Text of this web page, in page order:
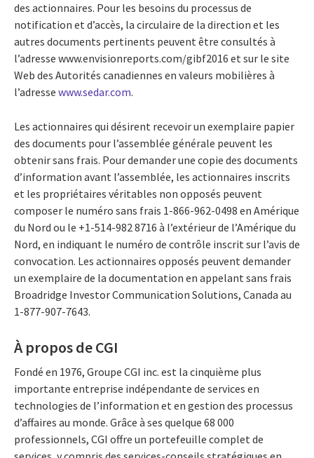
des actionnaires. Pour les besoins du processus de
notification et d’accès, la circulaire de la direction et les
autres documents pertinents peuvent être consultés à
l’adresse www.envisionreports.com/gibf2016 et sur le site
Web des Autorités canadiennes en valeurs mobilières à
l’adresse www.sedar.com.
Les actionnaires qui désirent recevoir un exemplaire papier
des documents pour l’assemblée générale peuvent les
obtenir sans frais. Pour demander une copie des documents
d’information avant l’assemblée, les actionnaires inscrits
et les propriétaires véritables non opposés peuvent
composer le numéro sans frais 1-866-962-0498 en Amérique
du Nord ou le +1-514-982 8716 à l’extérieur de l’Amérique du
Nord, en indiquant le numéro de contrôle inscrit sur l’avis de
convocation. Les actionnaires opposés peuvent demander
un exemplaire de la documentation en appelant sans frais
Broadridge Investor Communication Solutions, Canada au
1-877-907-7643.
À propos de CGI
Fondé en 1976, Groupe CGI inc. est la cinquième plus
importante entreprise indépendante de services en
technologies de l’information et en gestion des processus
d’affaires au monde. Grâce à ses quelque 68 000
professionnels, CGI offre un portefeuille complet de